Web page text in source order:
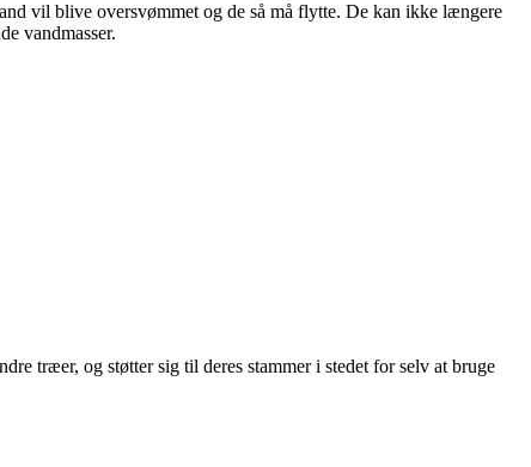
vil blive oversvømmet og de så må flytte. De kan ikke længere
vandmasser.
træer, og støtter sig til deres stammer i stedet for selv at bruge